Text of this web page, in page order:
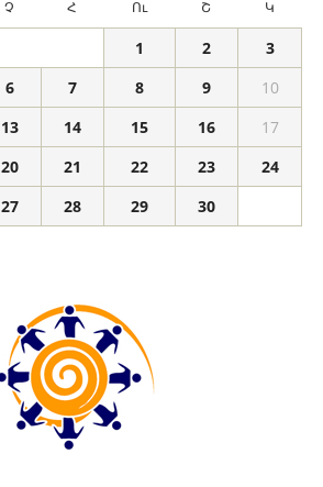
Չ Հ Ու Շ Կ
1 2
3
6 7 8 9
10
13 14 15 16
17
20 21 22 23
24
27 28 29
30